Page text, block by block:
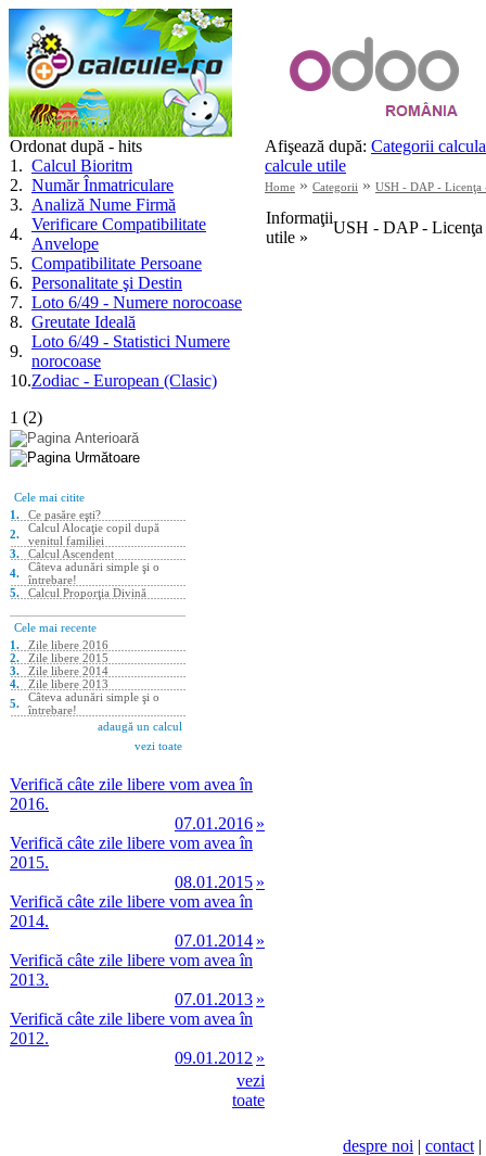
Ordonat după - hits
1 . Calcul Bioritm
2. Număr Înmatriculare
3. Analiză Nume Firmă
4.
Verificare Compatibilitate
Anvelope
5. Compatibilitate Persoane
6. Personalitate şi Destin
7. Loto 6/49 - Numere norocoase
8. Greutate Ideală
9.
Loto 6/49 - Statistici Numere
norocoase
10.Zodiac - European (Clasic)
1 (2)
Verifică câte zile libere vom avea în
2016.
07.01.2016 »
Verifică câte zile libere vom avea în
2015.
08.01.2015 »
Verifică câte zile libere vom avea în
2014.
07.01.2014 »
Verifică câte zile libere vom avea în
2013.
07.01.2013 »
Verifică câte zile libere vom avea în
2012.
09.01.2012 »
vezi
toate
Afişează după: Categorii
calcule utile
Home » Categorii » USH - DAP - Licenţa
Informaţii
utile »
USH - DAP - Licenţa
despre noi | contact |